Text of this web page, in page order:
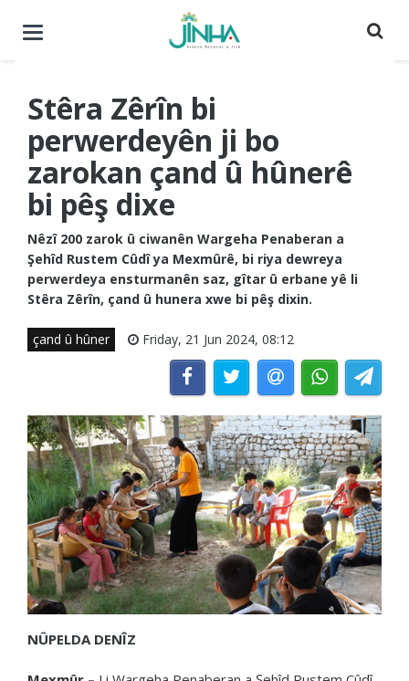
Menuyê
Stêra Zêrîn bi
perwerdeyên ji bo
zarokan çand û hûnerê
bi pêş dixe
Nêzî 200 zarok û ciwanên Wargeha Penaberan a
Şehîd Rustem Cûdî ya Mexmûrê, bi riya dewreya
perwerdeya ensturmanên saz, gîtar û erbane yê li
Stêra Zêrîn, çand û hunera xwe bi pêş dixin.
çand û hûner Friday, 21 Jun 2024, 08:12
NÛPELDA DENÎZ